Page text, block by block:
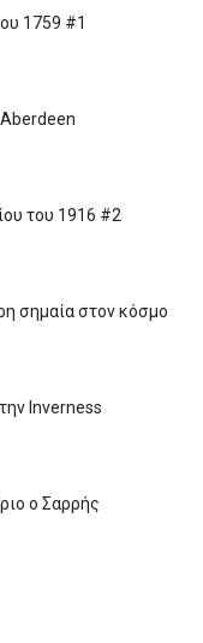
1759 #1
του 1916 #2
σημαία στον κόσμο
Inverness
ο Σαρρής